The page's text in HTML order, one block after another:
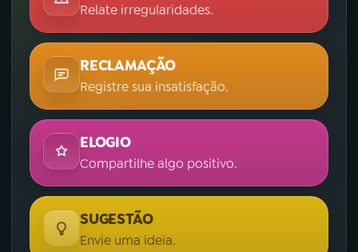
Relate irregularidades.
RECLAMAÇÃO
Registre sua insatisfação.
ELOGIO
Compartilhe algo positivo.
SUGESTÃO
Envie uma ideia.